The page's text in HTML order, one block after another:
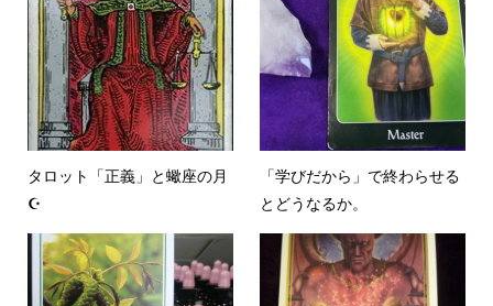
タロット「正義」と蠍座の月
☪
「学びだから」で終わらせる
とどうなるか。